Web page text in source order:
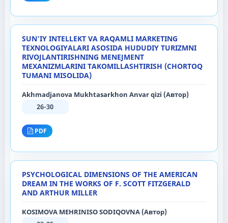
SUN'IY INTELLEKT VA RAQAMLI MARKETING
TEXNOLOGIYALARI ASOSIDA HUDUDIY TURIZMNI
RIVOJLANTIRISHNING MENEJMENT
MEXANIZMLARINI TAKOMILLASHTIRISH (CHORTOQ
TUMANI MISOLIDA)
Akhmadjanova Mukhtasarkhon Anvar qizi (Автор)
26-30
PDF
PSYCHOLOGICAL DIMENSIONS OF THE AMERICAN
DREAM IN THE WORKS OF F. SCOTT FITZGERALD
AND ARTHUR MILLER
KOSIMOVA MEHRINISO SODIQOVNA (Автор)